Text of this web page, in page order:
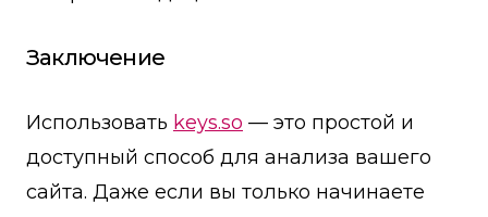
Заключение
Использовать keys.so — это простой и
доступный способ для анализа вашего
сайта. Даже если вы только начинаете